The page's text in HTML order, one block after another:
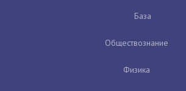
База
Обществознание
Физика